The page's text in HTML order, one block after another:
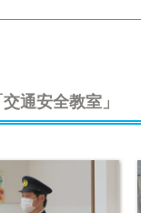
通安全教室」